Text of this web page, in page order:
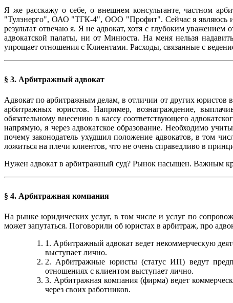
Я же расскажу о себе, о внешнем консультанте, частном
"Тулэнерго", ОАО "ТГК-4", ООО "Профит". Сейчас я являюсь
результат отвечаю я. Я не адвокат, хотя с глубоким
адвокатской палаты, ни от Минюста. На меня нельзя
упрощает отношения с Клиентами. Расходы, связанные с
§ 3. Арбитражный адвокат
Адвокат по арбитражным делам, в отличии от других юристов
арбитражных юристов. Например, вознаграждение,
обязательному внесению в кассу соответствующего
напрямую, я через адвокатское образование. Необходимо
почему законодатель ухудшил положение адвокатов, в том
ложиться на плечи клиентов, что не очень справедливо в
Нужен адвокат в арбитражный суд? Рынок насыщен. Важным
§ 4. Арбитражная компания
На рынке юридических услуг, в том числе и услуг по
может запутаться. Поговорили об юристах в арбитраж, про
1. Арбитражный адвокат ведет некоммерческую
выступает лично.
2. Арбитражные юристы (статус ИП) ведут
отношениях с клиентом выступает лично.
3. Арбитражная компания (фирма) ведет
через своих работников.